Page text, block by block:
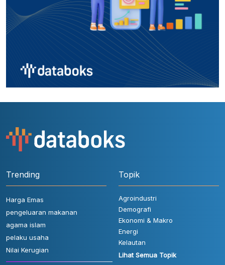
Trending
Harga Emas
pengeluaran makanan
agama islam
pelaku usaha
Nilai Kerugian
Topik
Agroindustri
Demografi
Ekonomi & Makro
Energi
Kelautan
Lihat Semua Topik